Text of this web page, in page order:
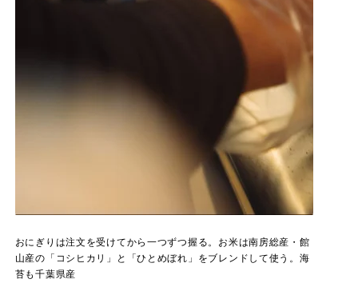
おにぎりは注文を受けてから一つずつ握る。お米は南房総産・館
山産の「コシヒカリ」と「ひとめぼれ」をブレンドして使う。海
苔も千葉県産